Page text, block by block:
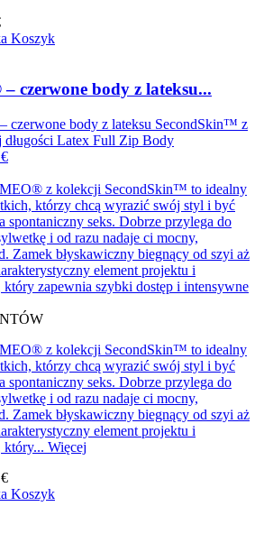
Koszyk
czerwone body z lateksu...
z kolekcji SecondSkin™ to idealny
którzy chcą wyrazić swój styl i być
spontaniczny seks. Dobrze przylega do
i od razu nadaje ci mocny,
Zamek błyskawiczny biegnący od szyi aż
element projektu i
zapewnia szybki dostęp i intensywne
z kolekcji SecondSkin™ to idealny
którzy chcą wyrazić swój styl i być
spontaniczny seks. Dobrze przylega do
i od razu nadaje ci mocny,
Zamek błyskawiczny biegnący od szyi aż
element projektu i
który... Więcej
Koszyk